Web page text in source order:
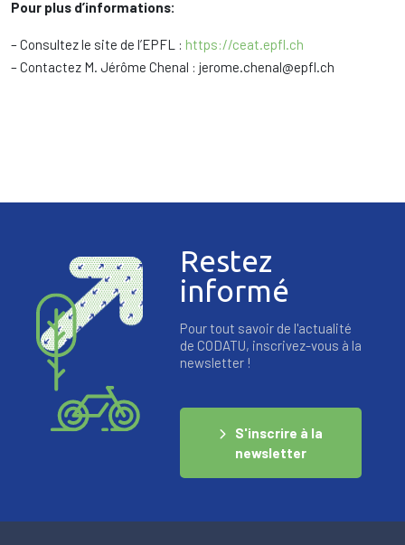
Pour plus d’informations:
– Consultez le site de l’EPFL : https://ceat.epfl.ch
– Contactez M. Jérôme Chenal : jerome.chenal@epfl.ch
Restez
informé
Pour tout savoir de l'actualité
de CODATU, inscrivez-vous à la
newsletter !
S'inscrire à la
newsletter